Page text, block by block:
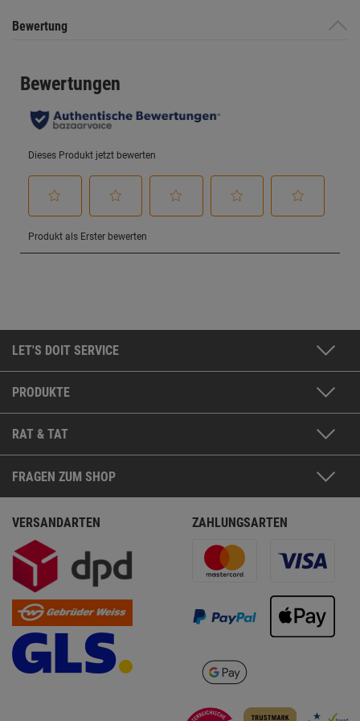
Bewertung
LET'S DOIT SERVICE
PRODUKTE
RAT & TAT
FRAGEN ZUM SHOP
VERSANDARTEN ZAHLUNGSARTEN